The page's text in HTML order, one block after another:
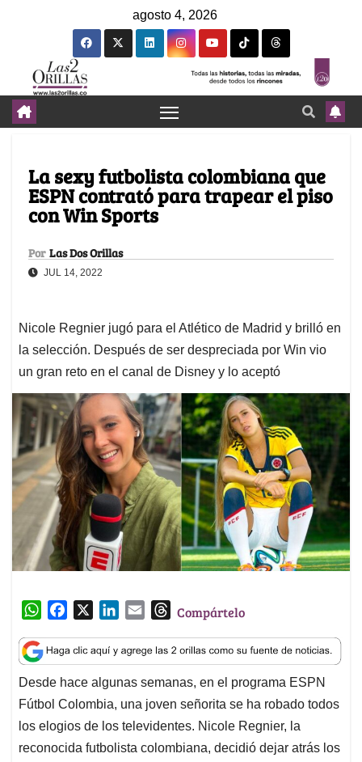
agosto 4, 2026
La sexy futbolista colombiana que
ESPN contrató para trapear el piso
con Win Sports
Por Las Dos Orillas
JUL 14, 2022
Nicole Regnier jugó para el Atlético de Madrid y brilló en
la selección. Después de ser despreciada por Win vio
un gran reto en el canal de Disney y lo aceptó
W
a
t
s
A
p
p
c
e
b
o
o
k
n
k
e
d
I
n
a
i
l
T
r
e
a
d
s
Compártelo
Desde hace algunas semanas, en el programa ESPN
Fútbol Colombia, una joven señorita se ha robado todos
los elogios de los televidentes. Nicole Regnier, la
reconocida futbolista colombiana, decidió dejar atrás los